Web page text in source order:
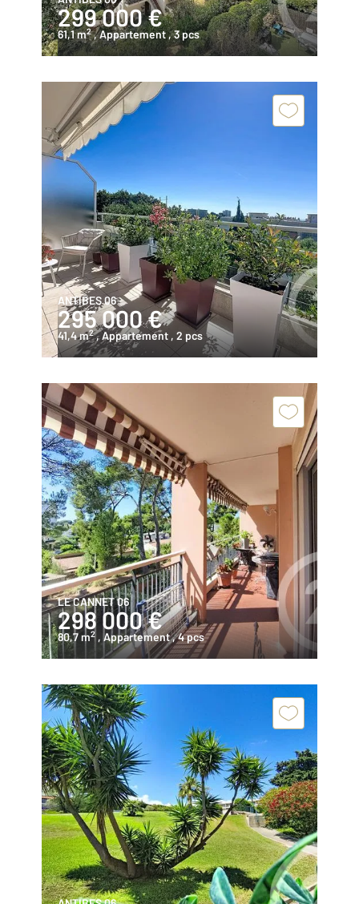
299 000 €
61,1 m2 , Appartement, 3 pcs
ANTIBES 06
295 000 €
41,4 m2 , Appartement , 2 pcs
LE CANNET 06
298 000 €
80,7 m2 , Appartement, 4 pcs